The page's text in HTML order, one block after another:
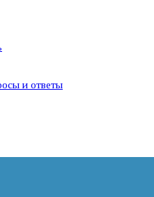
и ответы